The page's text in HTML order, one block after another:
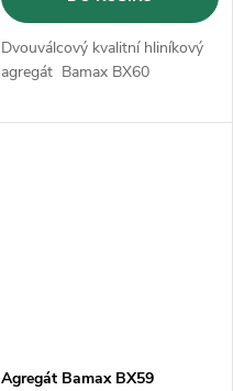
Dvouválcový kvalitní hliníkový
agregát Bamax BX60
Agregát Bamax BX59